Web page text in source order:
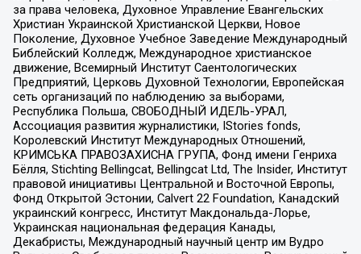
за права человека, Духовное Управление Евангельских
Христиан Украинской Христианской Церкви, Новое
Поколение, Духовное Учебное Заведение Международный
Библейский Колледж, Международное христианское
движение, Всемирный Институт Саентологических
Предприятий, Церковь Духовной Технологии, Европейская
сеть организаций по наблюдению за выборами,
Республика Польша, СВОБОДНЫЙ ИДЕЛЬ-УРАЛ,
Ассоциация развития журналистики, IStories fonds,
Королевский Институт Международных Отношений,
КРИМСЬКА ПРАВОЗАХИСНА ГРУПА, Фонд имени Генриха
Бёлля, Stichting Bellingcat, Bellingcat Ltd, The Insider, Институт
правовой инициативы Центральной и Восточной Европы,
Фонд Открытой Эстонии, Calvert 22 Foundation, Канадский
украинский конгресс, Институт Макдональда-Лорье,
Украинская национальная федерация Канады,
Декабристы, Международный научный центр им Вудро